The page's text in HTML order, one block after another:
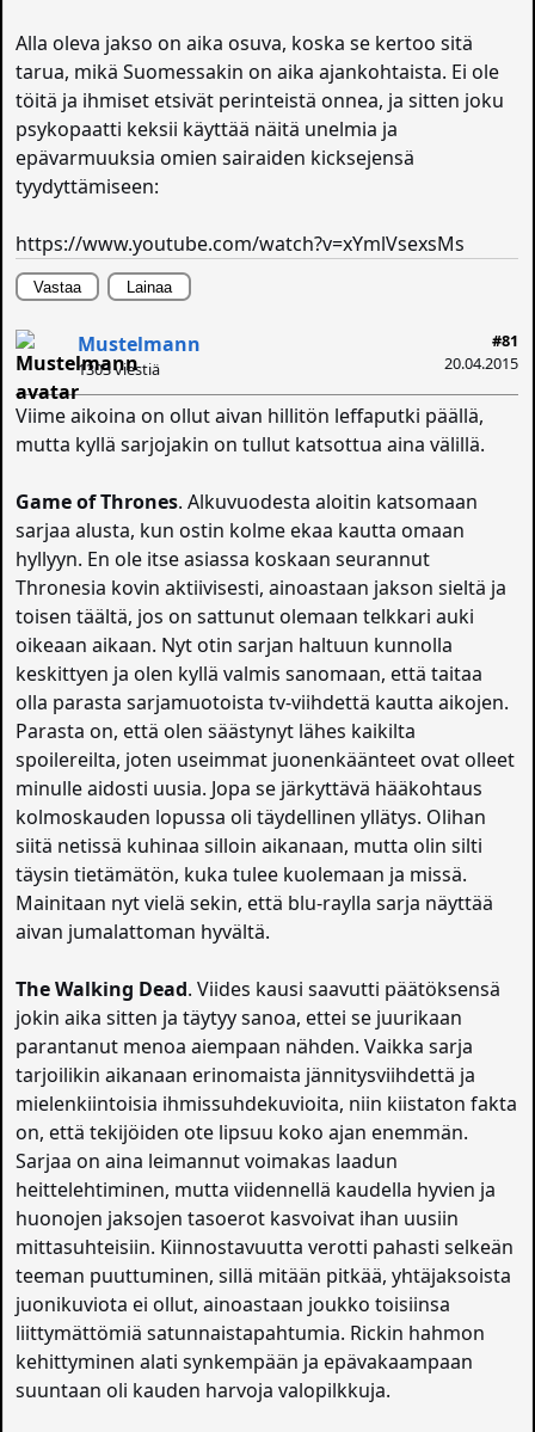
Alla oleva jakso on aika osuva, koska se kertoo sitä
tarua, mikä Suomessakin on aika ajankohtaista. Ei ole
töitä ja ihmiset etsivät perinteistä onnea, ja sitten joku
psykopaatti keksii käyttää näitä unelmia ja
epävarmuuksia omien sairaiden kicksejensä
tyydyttämiseen:
https://www.youtube.com/watch?v=xYmlVsexsMs
Vastaa Lainaa
#81
20.04.2015
Mustelmann
1303 viestiä
Viime aikoina on ollut aivan hillitön leffaputki päällä,
mutta kyllä sarjojakin on tullut katsottua aina välillä.
Game of Thrones. Alkuvuodesta aloitin katsomaan
sarjaa alusta, kun ostin kolme ekaa kautta omaan
hyllyyn. En ole itse asiassa koskaan seurannut
Thronesia kovin aktiivisesti, ainoastaan jakson sieltä ja
toisen täältä, jos on sattunut olemaan telkkari auki
oikeaan aikaan. Nyt otin sarjan haltuun kunnolla
keskittyen ja olen kyllä valmis sanomaan, että taitaa
olla parasta sarjamuotoista tv-viihdettä kautta aikojen.
Parasta on, että olen säästynyt lähes kaikilta
spoilereilta, joten useimmat juonenkäänteet ovat olleet
minulle aidosti uusia. Jopa se järkyttävä hääkohtaus
kolmoskauden lopussa oli täydellinen yllätys. Olihan
siitä netissä kuhinaa silloin aikanaan, mutta olin silti
täysin tietämätön, kuka tulee kuolemaan ja missä.
Mainitaan nyt vielä sekin, että blu-raylla sarja näyttää
aivan jumalattoman hyvältä.
The Walking Dead. Viides kausi saavutti päätöksensä
jokin aika sitten ja täytyy sanoa, ettei se juurikaan
parantanut menoa aiempaan nähden. Vaikka sarja
tarjoilikin aikanaan erinomaista jännitysviihdettä ja
mielenkiintoisia ihmissuhdekuvioita, niin kiistaton fakta
on, että tekijöiden ote lipsuu koko ajan enemmän.
Sarjaa on aina leimannut voimakas laadun
heittelehtiminen, mutta viidennellä kaudella hyvien ja
huonojen jaksojen tasoerot kasvoivat ihan uusiin
mittasuhteisiin. Kiinnostavuutta verotti pahasti selkeän
teeman puuttuminen, sillä mitään pitkää, yhtäjaksoista
juonikuviota ei ollut, ainoastaan joukko toisiinsa
liittymättömiä satunnaistapahtumia. Rickin hahmon
kehittyminen alati synkempään ja epävakaampaan
suuntaan oli kauden harvoja valopilkkuja.